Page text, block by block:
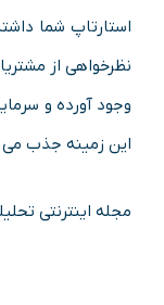
استارتاپ شما
نظرخواهی از
وجود آورده و
این زمینه جذب می
مجله اینترنتی